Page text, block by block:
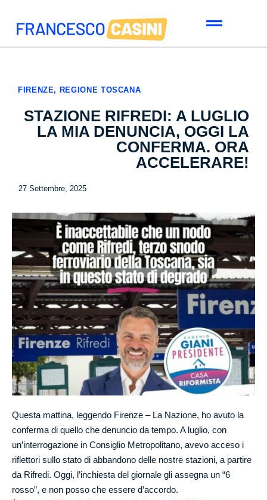
FIRENZE, REGIONE TOSCANA
STAZIONE RIFREDI: A LUGLIO
LA MIA DENUNCIA, OGGI LA
CONFERMA. ORA
ACCELERARE!
27 Settembre, 2025
Questa mattina, leggendo Firenze – La Nazione, ho avuto la
conferma di quello che denuncio da tempo. A luglio, con
un’interrogazione in Consiglio Metropolitano, avevo acceso i
riflettori sullo stato di abbandono delle nostre stazioni, a partire
da Rifredi. Oggi, l’inchiesta del giornale gli assegna un “6
rosso”, e non posso che essere d’accordo.